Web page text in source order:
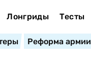
Лонгриды Тесты
Реформа армии